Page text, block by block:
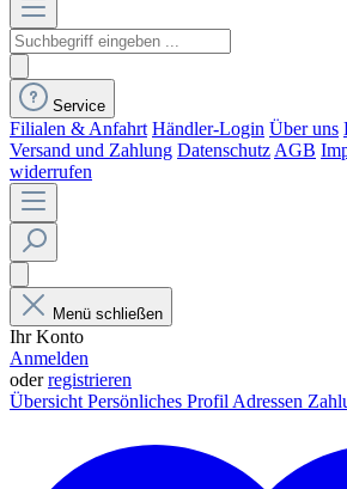
Service
Filialen & Anfahrt Händler-Login Über uns
Versand und Zahlung Datenschutz AGB
widerrufen
Menü schließen
Ihr Konto
Anmelden
oderregistrieren
Übersicht Persönliches Profil Adressen